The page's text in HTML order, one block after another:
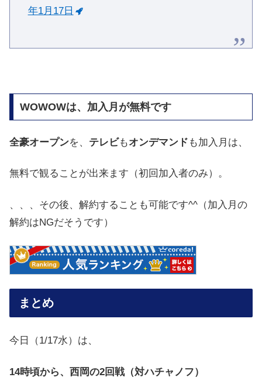
年1月17日
WOWOWは、加入月が無料です
全豪オープンを、 テレビもオンデマンド も加入月は、
無料で観ることが出来ます（初回加入者のみ）。
、、、その後、解約することも可能です^^（加入月の
解約はNGだそうです）
まとめ
今日（1/17水）は、
14時頃から、西岡の2回戦（対ハチャノフ）